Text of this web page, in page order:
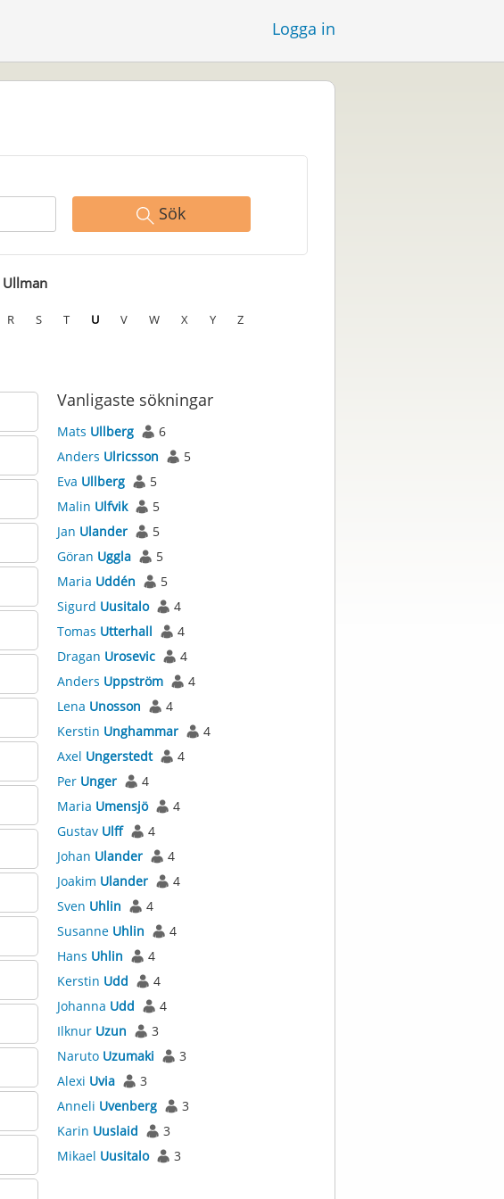
Logga in
Sök
Ullman
R S T U V W X Y Z
Vanligaste sökningar
Mats Ullberg
6
Anders Ulricsson
5
Eva Ullberg
5
Malin Ulfvik
5
Jan Ulander
5
Göran Uggla
5
Maria Uddén
5
Sigurd Uusitalo
4
Tomas Utterhall
4
Dragan Urosevic
4
Anders Uppström
4
Lena Unosson
4
Kerstin Unghammar
4
Axel Ungerstedt
4
Per Unger
4
Maria Umensjö
4
Gustav Ulff
4
Johan Ulander
4
Joakim Ulander
4
Sven Uhlin
4
Susanne Uhlin
4
Hans Uhlin
4
Kerstin Udd
4
Johanna Udd
4
Ilknur Uzun
3
Naruto Uzumaki
3
Alexi Uvia
3
Anneli Uvenberg
3
Karin Uuslaid
3
Mikael Uusitalo 3